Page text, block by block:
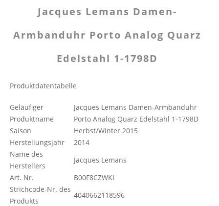
Jacques Lemans Damen-
Armbanduhr Porto Analog Quarz
Edelstahl 1-1798D
Produktdatentabelle
Geläufiger
Produktname
Jacques Lemans Damen-Armbanduhr
Porto Analog Quarz Edelstahl 1-1798D
Saison
Herbst/Winter 2015
Herstellungsjahr
2014
Name des
Herstellers
Jacques Lemans
Art. Nr.
B00F8CZWKI
Strichcode-Nr. des
Produkts
4040662118596